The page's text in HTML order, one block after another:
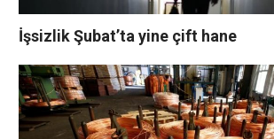
İşsizlik Şubat’ta yine çift hane